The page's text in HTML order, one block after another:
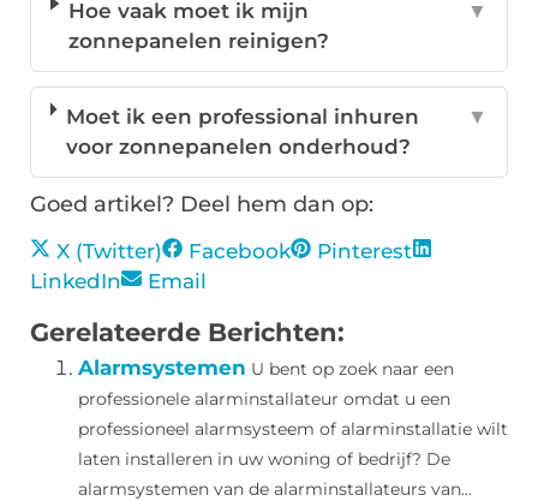
Hoe vaak moet ik mijn
zonnepanelen reinigen?
▼
Moet ik een professional inhuren
voor zonnepanelen onderhoud?
▼
Goed artikel? Deel hem dan op:
X (Twitter) Facebook
Pinterest
LinkedIn
Email
Gerelateerde Berichten:
Alarmsystemen U bent op zoek naar een
professionele alarminstallateur omdat u een
professioneel alarmsysteem of alarminstallatie wilt
laten installeren in uw woning of bedrijf? De
alarmsystemen van de alarminstallateurs van...